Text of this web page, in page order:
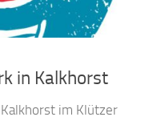
in Kalkhorst
im Klützer